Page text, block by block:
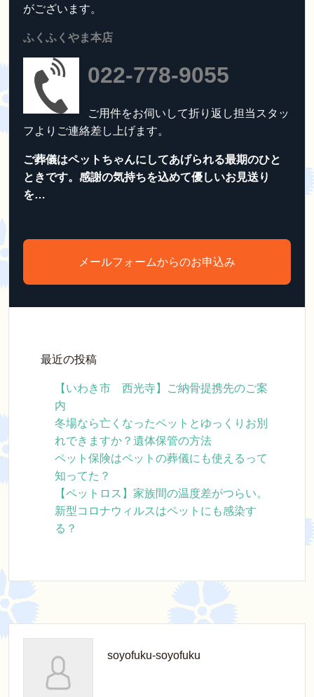
がございます。
ふくふくやま本店
022-778-9055
ご用件をお伺いして折り返し担当スタッ
フよりご連絡差し上げます。
ご葬儀はペットちゃんにしてあげられる最期のひと
ときです。感謝の気持ちを込めて優しいお見送り
を…
メールフォームからのお申込み
最近の投稿
【いわき市 西光寺】ご納骨提携先のご案
内
冬場なら亡くなったペットとゆっくりお別
れできますか？遺体保管の方法
ペット保険はペットの葬儀にも使えるって
知ってた？
【ペットロス】家族間の温度差がつらい。
新型コロナウィルスはペットにも感染す
る？
soyofuku-soyofuku